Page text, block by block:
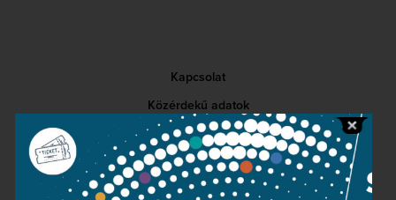
Kapcsolat
Közérdekű adatok
Sajtószoba
Adatvédelem
Impresszum